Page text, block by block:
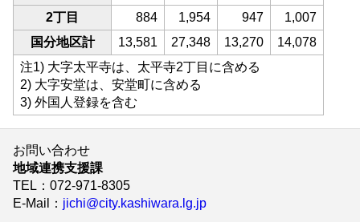
2丁目
884 1,954 947
1,007
国分地区計
13,581 27,348 13,270
14,078
注1) 大字太平寺は、太平寺2丁目に含める
2) 大字安堂は、安堂町に含める
3) 外国人登録を含む
お問い合わせ
地域連携支援課
TEL ：072-971-8305
E-Mail
： jichi@city.kashiwara.lg.jp